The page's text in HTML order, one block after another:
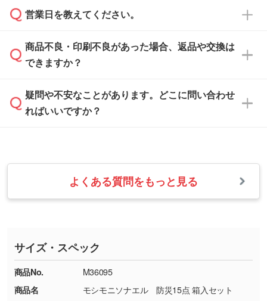
なお、印刷用データの作り方に関する詳細は、
しい
解像度の低い画像や、手書きのイラスト、写真
などを、印刷に適したベクターデータに変換し
・フルカラーデータを1色に変換してほしい
・1色印刷でグラデーションや濃淡を表現した
い
す。→詳しく見る
・コーポレートカラーを使って印刷したい／印
刷色にこだわりがある
ご希望や商品の本体色を確認し、印刷色をご提
本体色がブラック、ネイビーなど濃色の場合は
白色か淡い色の印刷色をおすすめしておりま
本体色がナチュラルなど淡色の場合、印刷をく
っきりと目立たせたいときは濃い印刷色が、柔
らかい雰囲気にしたいときは淡い印刷色が映え
また、お選びいただいた印刷色が本体色に合わ
ない場合や仕上がりに影響しそうな場合は、ス
タッフから別の色をご案内することもございま
営業日を教えてください。
営業日は平日の10:00～18:00で、土日祝日はお
休みとなります。注文・見積・お問い合わせ
速やかに対応いたします。
商品不良・印刷不良があった場合、返品や交換は
できますか？
お手数をお掛けいたしますが、至急担当スタッ
フまでご連絡ください。商品の状況を確認し、
・お届け時に商品が損傷・故障している場合
・ご注文と異なる商品が届いた場合
・印刷不良があった場合
※詳しくは「商品の良品基準について
ください。
【返品・交換ができない場合】
疑問や不安なことがあります。どこに問い合わせ
ればいいですか？
業日以内に担当スタッフよりメールにてご連絡
いたします。
お急ぎの場合はお電話でのご質問も受け付けて
TEL：0422-29-9911 営業時間10:00～
18:00(土日祝日除く)
よくある質問をもっと見る
サイズ・スペック
商品No.
M36095
商品名
モシモニソナエル 防災15点 箱入セット